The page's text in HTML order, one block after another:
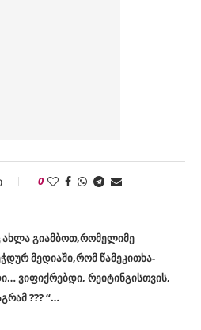
0
ახლა გიამბოთ,რომელიმე
მედიაში,რომ წამეკითხა-
ვიფიქრებდი, რეიტინგისთვის,
??? “…